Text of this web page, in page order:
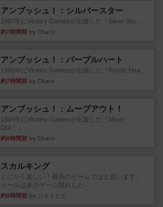
アンブッシュ！：シルバースター
1987年にVictory Gamesが出版した『Silver Sta...
約7時間前 by Chaco
アンブッシュ！：パープルハート
1985年にVictory Gamesが出版した『Purple Hea...
約7時間前 by Chaco
アンブッシュ！：ムーブアウト！
1984年にVictory Gamesが出版した『Move
Out！』...
約8時間前 by Chaco
スカルキング
とにかく楽しい！最高のゲームではと思います。
ルールは多少ゲーム慣れした...
約8時間前 by ジェイとと